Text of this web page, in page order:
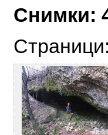
Снимки:
Страници: